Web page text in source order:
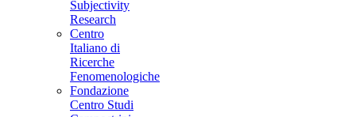
Subjectivity
Research
Centro
Italiano di
Ricerche
Fenomenologiche
Fondazione
Centro Studi